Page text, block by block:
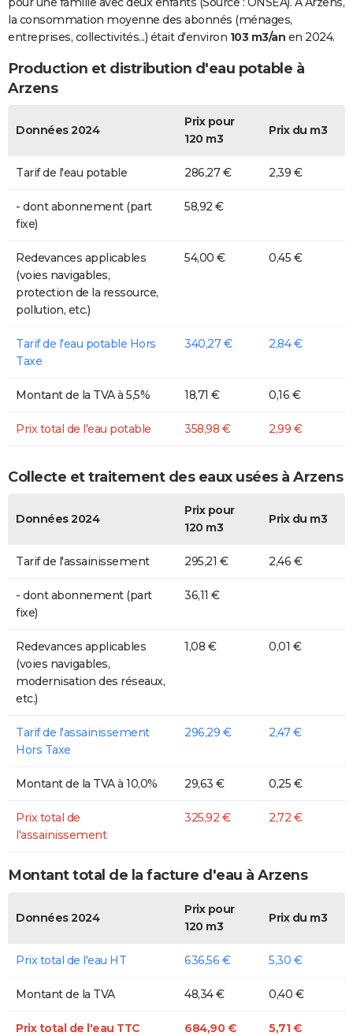
la consommation moyenne des abonnés (ménages,
entreprises, collectivités...) était d'environ 103 m3/an en 2024.
Production et distribution d'eau potable à
Arzens
Données 2024
Prix pour
120 m3
Prix du m3
Tarif de l'eau potable 286,27 € 2,39 €
- dont abonnement (part
fixe)
58,92 €
Redevances applicables
(voies navigables,
protection de la ressource,
pollution, etc.)
54,00 € 0,45 €
Tarif de l'eau potable Hors
Taxe
340,27 € 2,84 €
Montant de la TVA à 5,5% 18,71 € 0,16 €
Prix total de l'eau potable 358,98 € 2,99 €
Collecte et traitement des eaux usées à Arzens
Données 2024
Prix pour
120 m3
Prix du m3
Tarif de l'assainissement 295,21 € 2,46 €
- dont abonnement (part
fixe)
36,11 €
Redevances applicables
(voies navigables,
modernisation des réseaux,
etc.)
1,08 € 0,01 €
Tarif de l'assainissement
Hors Taxe
296,29 € 2,47 €
Montant de la TVA à 10,0% 29,63 € 0,25 €
Prix total de
l'assainissement
325,92 € 2,72 €
Montant total de la facture d'eau à Arzens
Données 2024
Prix pour
120 m3
Prix du m3
Prix total de l'eau HT 636,56 € 5,30 €
Montant de la TVA 48,34 € 0,40 €
Prix total de l'eau TTC 684,90 € 5,71 €